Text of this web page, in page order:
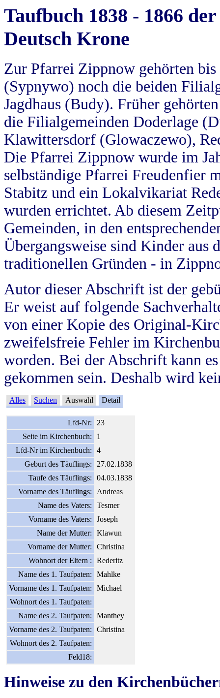
Taufbuch 1838 - 1866
Deutsch Krone
Zur Pfarrei Zippnow gehörten
(Sypnywo) noch die beiden
Jagdhaus (Budy). Früher
die Filialgemeinden Doderlage
Klawittersdorf (Glowaczewo),
Die Pfarrei Zippnow wurde im
selbständige Pfarrei Freudenfier
Stabitz und ein Lokalvikariat
wurden errichtet. Ab diesem
Gemeinden, in den
Übergangsweise sind Kinder aus
traditionellen Gründen - in
Autor dieser Abschrift ist der
Er weist auf folgende
von einer Kopie des Original-
zweifelsfreie Fehler im
worden. Bei der Abschrift kann
gekommen sein. Deshalb wird
Alles Suchen Auswahl Detail
Lfd-Nr:
23
Seite im Kirchenbuch:
1
Lfd-Nr im Kirchenbuch:
4
Geburt des Täuflings:
27.02.1838
Taufe des Täuflings:
04.03.1838
Vorname des Täuflings:
Andreas
Name des Vaters:
Tesmer
Vorname des Vaters:
Joseph
Name der Mutter:
Klawun
Vorname der Mutter:
Christina
Wohnort der Eltern :
Rederitz
Name des 1. Taufpaten:
Mahlke
Vorname des 1. Taufpaten:
Michael
Wohnort des 1. Taufpaten:
Name des 2. Taufpaten:
Manthey
Vorname des 2. Taufpaten:
Christina
Wohnort des 2. Taufpaten:
Feld18:
Hinweise zu den